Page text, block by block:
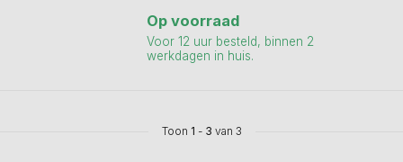
Op voorraad
Voor 12 uur besteld, binnen 2
werkdagen in huis.
Toon 1 - 3 van 3